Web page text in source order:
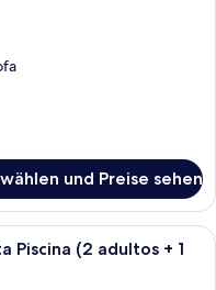
und Preise sehen
mit Bett,
Piscina (2 adultos + 1